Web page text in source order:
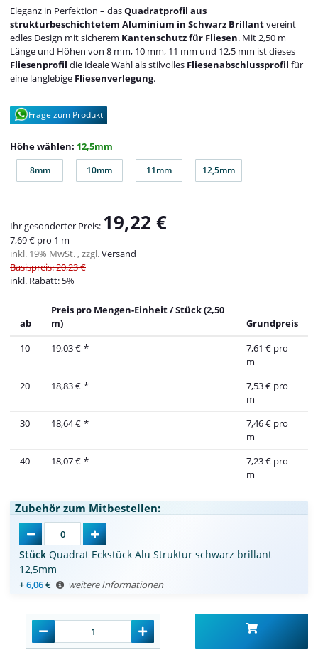
Eleganz in Perfektion – dasQuadratprofil aus
strukturbeschichtetem Aluminium in Schwarz Brillantvereint
edles Design mit sicherem Kantenschutz für Fliesen. Mit 2,50 m
Länge und Höhen von 8 mm, 10 mm, 11 mm und 12,5 mm ist dieses
Fliesenprofil die ideale Wahl als stilvolles Fliesenabschlussprofil für
eine langlebige Fliesenverlegung.
Frage zum Produkt
Höhe wählen: 12,5mm
8mm
8mm 10mm
10mm 11mm
11mm 12,5mm
12,5mm
Ihr gesonderter Preis: 19,22 €
7,69 € pro 1 m
inkl. 19% MwSt. , zzgl.Versand
Basispreis: 20,23 €
inkl. Rabatt: 5%
ab
Preis pro Mengen-Einheit / Stück (2,50
m)
Grundpreis
10
19,03 € *
7,61 € pro
m
20
18,83 € *
7,53 € pro
m
30
18,64 € *
7,46 € pro
m
40
18,07 € *
7,23 € pro
m
Zubehör zum Mitbestellen:
Stück Quadrat Eckstück Alu Struktur schwarz brillant
12,5mm
+6,06€ weitere Informationen